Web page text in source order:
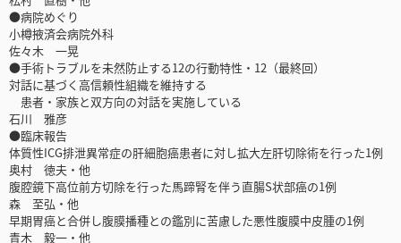
●病院めぐり
小樽掖済会病院外科
佐々木 一晃
●手術トラブルを未然防止する12の行動特性・12（最終回）
対話に基づく高信頼性組織を維持する
患者・家族と双方向の対話を実施している
石川 雅彦
●臨床報告
体質性ICG排泄異常症の肝細胞癌患者に対し拡大左肝切除術を行った1例
奥村 徳夫・他
腹腔鏡下高位前方切除を行った馬蹄腎を伴う直腸S状部癌の1例
森 至弘・他
早期胃癌と合併し腹膜播種との鑑別に苦慮した悪性腹膜中皮腫の1例
青木 毅一・他